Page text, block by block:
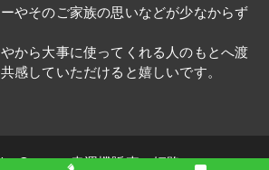
やそのご家族の思いなどが少なからず
から大事に使ってくれる人のもとへ渡
感していただけると嬉しいです。
© 2026 幸運機販売・姫路